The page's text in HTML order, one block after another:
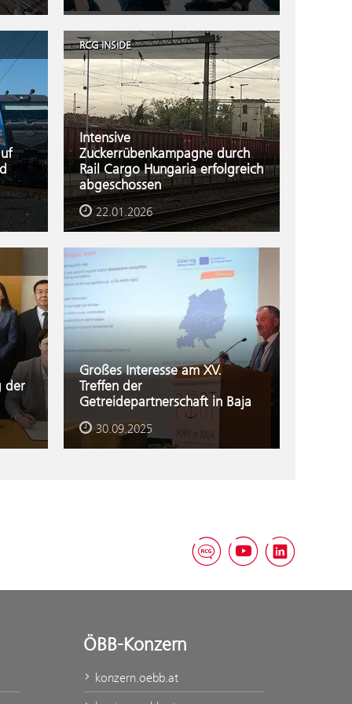
RCG INSIDE
Intensive
Zuckerrübenkampagne durch
Rail Cargo Hungaria erfolgreich
abgeschossen
22.01.2026
der
Großes Interesse am XV.
Treffen der
Getreidepartnerschaft in Baja
30.09.2025
RCG Blog
YouTube
ÖBB-Konzern
konzern.oebb.at